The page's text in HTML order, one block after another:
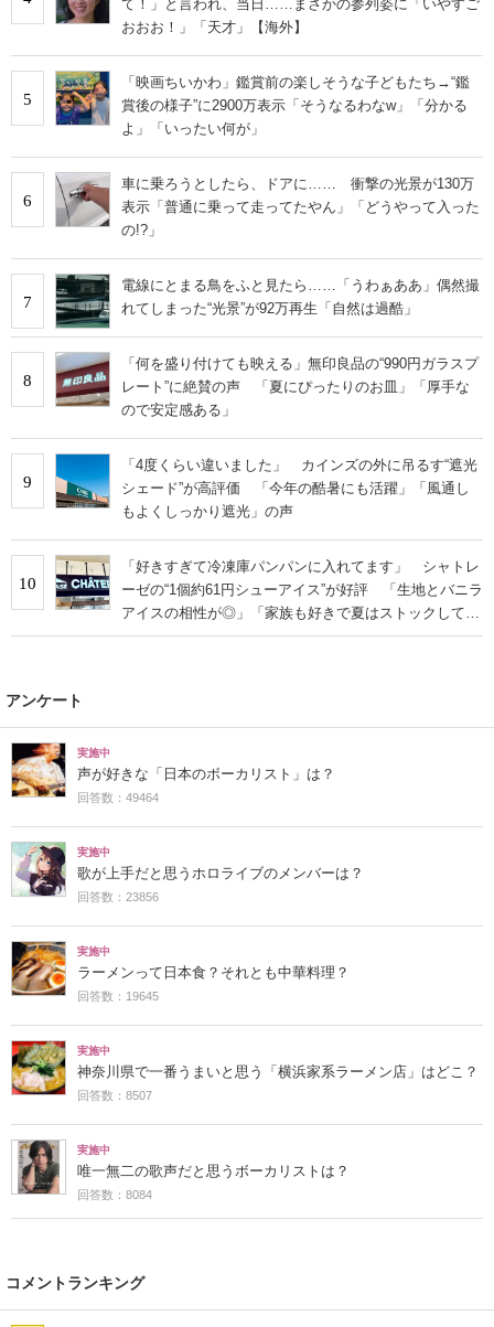
て！」と言われ、当日……まさかの参列姿に「いやすご
おおお！」「天才」【海外】
5
「映画ちいかわ」鑑賞前の楽しそうな子どもたち→“鑑
賞後の様子”に2900万表示「そうなるわなw」「分かる
よ」「いったい何が」
6
車に乗ろうとしたら、ドアに…… 衝撃の光景が130万
表示「普通に乗って走ってたやん」「どうやって入った
の!?」
7
電線にとまる鳥をふと見たら……「うわぁああ」偶然撮
れてしまった“光景”が92万再生「自然は過酷」
8
「何を盛り付けても映える」無印良品の“990円ガラスプ
レート”に絶賛の声 「夏にぴったりのお皿」「厚手な
ので安定感ある」
9
「4度くらい違いました」 カインズの外に吊るす“遮光
シェード”が高評価 「今年の酷暑にも活躍」「風通し
もよくしっかり遮光」の声
10
「好きすぎて冷凍庫パンパンに入れてます」 シャトレ
ーゼの“1個約61円シューアイス”が好評 「生地とバニラ
アイスの相性が◎」「家族も好きで夏はストックして
る」
アンケート
実施中
声が好きな「日本のボーカリスト」は？
回答数：49464
実施中
歌が上手だと思うホロライブのメンバーは？
回答数：23856
実施中
ラーメンって日本食？それとも中華料理？
回答数：19645
実施中
神奈川県で一番うまいと思う「横浜家系ラーメン店」はどこ？
回答数：8507
実施中
唯一無二の歌声だと思うボーカリストは？
回答数：8084
コメントランキング